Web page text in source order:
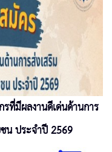
ที่มีผลงานดีเด่นด้านการ
น ประจำปี 2569